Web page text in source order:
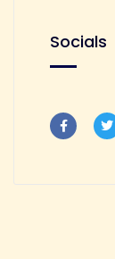
Socials